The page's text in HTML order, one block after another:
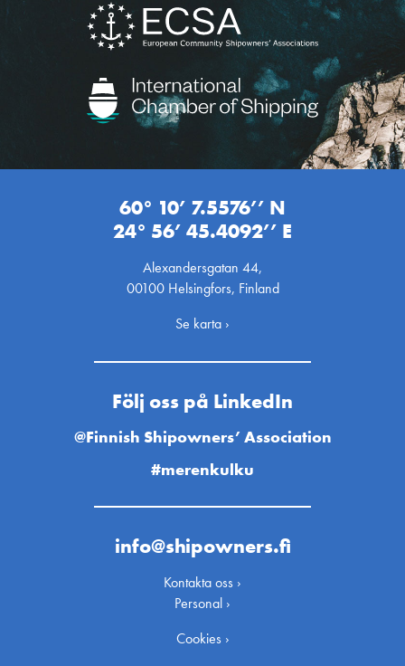
60° 10’ 7.5576’’ N
24° 56’ 45.4092’’ E
Alexandersgatan 44,
00100 Helsingfors, Finland
Se karta ›
Följ oss på LinkedIn
@Finnish Shipowners’ Association
#merenkulku
info@shipowners.fi
Kontakta oss ›
Personal ›
Cookies ›